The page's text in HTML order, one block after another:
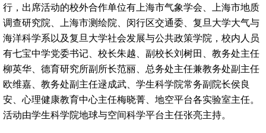
行，出席活动的校外合作单位有上海市气象学会、上海市地质
调查研究院、上海市测绘院、闵行区交通委、复旦大学大气与
海洋科学系以及复旦大学社会发展与公共政策学院，校内人员
有七宝中学党委书记、校长朱越、副校长刘树田、教务处主任
柳英华、德育研究所副所长范丽、总务处主任兼教务处副主任
欧维嘉、教务处副主任逯成武、学生科学院常务副院长侯良
安、心理健康教育中心主任梅晓菁、地空平台各实验室主任。
活动由学生科学院地球与空间科学平台主任张亮主持。